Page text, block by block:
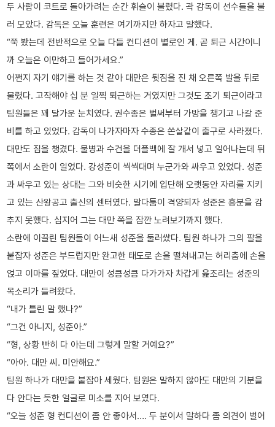
두 사람이 코트로 돌아가려는 순간 휘슬이 불렸다. 곽 감독이 선수들을 불
러 모았다. 감독은 오늘 훈련은 여기까지만 하자고 말했다.
“쭉 봤는데 전반적으로 오늘 다들 컨디션이 별로인 게. 곧 퇴근 시간이니
까 오늘은 이만하고 들어가세요.”
어쩐지 자기 얘기를 하는 것 같아 대만은 뒷짐을 진 채 오른쪽 발을 뒤로
물렸다. 고작해야 십 분 일찍 퇴근하는 거였지만 그것도 조기 퇴근이라고
팀원들은 꽤 달가운 눈치였다. 권수종은 벌써부터 가방을 챙기고 나갈 준
비를 하고 있었다. 감독이 나가자마자 수종은 쏜살같이 출구로 사라졌다.
대만도 짐을 챙겼다. 물병과 수건을 더플백에 잘 개서 넣고 일어나는데 뒤
쪽에서 소란이 일었다. 강성준이 씩씩대며 누군가와 싸우고 있었다. 성준
과 싸우고 있는 상대는 그와 비슷한 시기에 입단해 오랫동안 자리를 지키
고 있는 산왕공고 출신의 센터였다. 말다툼이 격양되자 성준은 흥분을 감
추지 못했다. 심지어 그는 대만 쪽을 잠깐 노려보기까지 했다.
소란에 이끌린 팀원들이 어느새 성준을 둘러쌌다. 팀원 하나가 그의 팔을
붙잡자 성준은 부드럽지만 완고한 태도로 손을 떨쳐내고는 허리춤에 손을
얹고 이마를 짚었다. 대만이 성큼성큼 다가가자 차갑게 읊조리는 성준의
목소리가 들려왔다.
“내가 틀린 말 했나?”
“그건 아니지, 성준아.”
“형, 상황 빤히 다 아는데 그렇게 말할 거예요?”
“아아. 대만 씨. 미안해요.”
팀원 하나가 대만을 붙잡아 세웠다. 팀원은 말하지 않아도 대만의 기분을
다 안다는 듯한 얼굴로 미소를 지어 보였다.
“오늘 성준 형 컨디션이 좀 안 좋아서…. 두 분이서 말하다 좀 의견이 벌어